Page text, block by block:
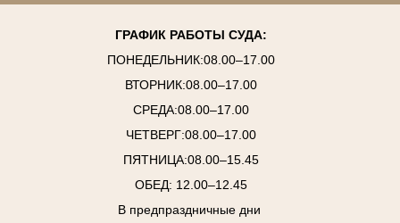
ГРАФИК РАБОТЫ СУДА:
ПОНЕДЕЛЬНИК:08.00–17.00
ВТОРНИК:08.00–17.00
СРЕДА:08.00–17.00
ЧЕТВЕРГ:08.00–17.00
ПЯТНИЦА:08.00–15.45
ОБЕД: 12.00–12.45
В предпраздничные дни